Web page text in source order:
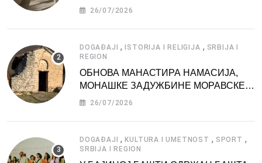
АТРАКЦИЈА
26/07/2026
DOGAĐAJI ,ISTORIJA I RELIGIJA , SRBIJA I
REGION
ОБНОВА МАНАСТИРА НАМАСИЈА,
МОНАШКЕ ЗАДУЖБИНЕ МОРАВСКЕ
СРБИЈЕ
26/07/2026
DOGAĐAJI ,KULTURA I UMETNOST , SPORT ,
SRBIJA I REGION